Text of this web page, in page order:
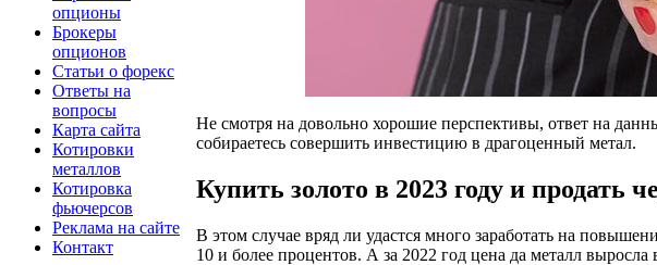
опционы
Брокеры
опционов
Статьи о форекс
Ответы на
вопросы
Карта сайта
Котировки
металлов
Котировка
фьючерсов
Реклама на сайте
Контакт
Не смотря на довольно хорошие перспективы, ответ на
собираетесь совершить инвестицию в драгоценный метал.
Купить золото в 2023 году и продать
В этом случае вряд ли удастся много заработать на
10 и более процентов. А за 2022 год цена да металл выросла